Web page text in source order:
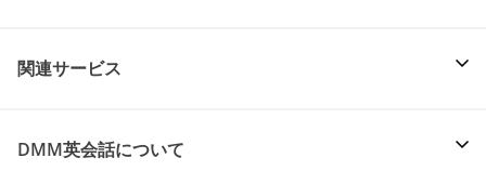
関連サービス
DMM英会話について